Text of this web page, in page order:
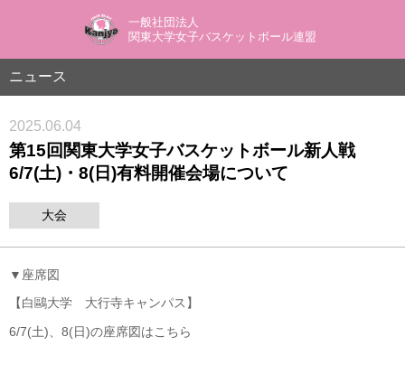
一般社団法人
関東大学女子バスケットボール連盟
ニュース
2025.06.04
第15回関東大学女子バスケットボール新人戦
6/7(土)・8(日)有料開催会場について
大会
▼座席図
【白鷗大学 大行寺キャンパス】
6/7(土)、8(日)の座席図はこちら